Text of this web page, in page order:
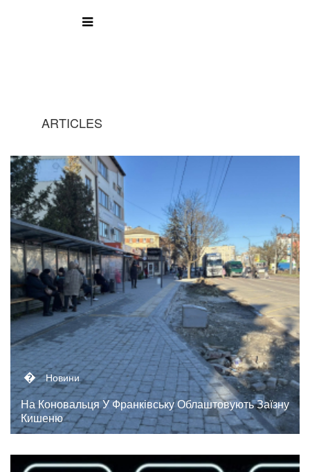
ARTICLES
� Новини
На Коновальця У Франківську Облаштовують Заїзну
Кишеню